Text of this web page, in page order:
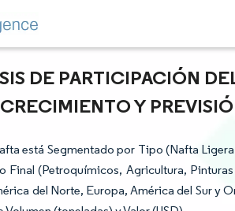
DE PARTICIPACIÓN
Y
está Segmentado por Tipo (Nafta
Final (Petroquímicos, Agricultura,
del Norte, Europa, América del Sur y